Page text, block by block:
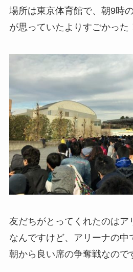
場所は東京体育館で、朝9時
が思っていたよりすごかった
友だちがとってくれたのはア
なんですけど、アリーナの中
朝から良い席の争奪戦なので